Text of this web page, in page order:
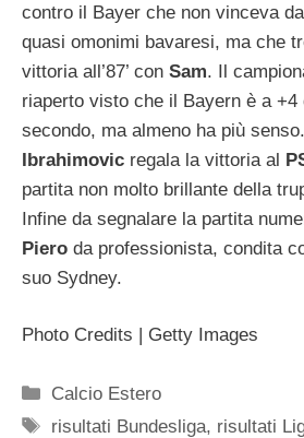
contro il Bayer che non vinceva
quasi omonimi bavaresi, ma che
vittoria all’87’ con Sam. Il
riaperto visto che il Bayern è a +4
secondo, ma almeno ha più
Ibrahimovic regala la vittoria al
partita non molto brillante della
Infine da segnalare la partita
Piero da professionista, condita
suo Sydney.
Photo Credits | Getty Images
Categorie
Calcio Estero
Tag
risultati Bundesliga, risultati